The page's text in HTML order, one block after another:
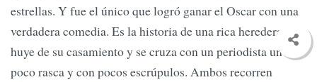
estrellas. Y fue el único que logró ganar el Oscar con una
verdadera comedia. Es la historia de una rica heredera que
huye de su casamiento y se cruza con un periodista un
poco rasca y con pocos escrúpulos. Ambos recorren